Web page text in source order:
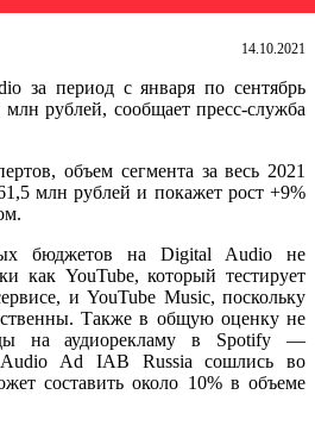
14.10.2021
за период с января по сентябрь
млн рублей, сообщает пресс-служба
объем сегмента за весь 2021
млн рублей и покажет рост +9%
бюджетов на Digital Audio не
как YouTube, который тестирует
и YouTube Music, поскольку
Также в общую оценку не
на аудиорекламу в Spotify —
Audio Ad IAB Russia сошлись во
составить около 10% в объеме